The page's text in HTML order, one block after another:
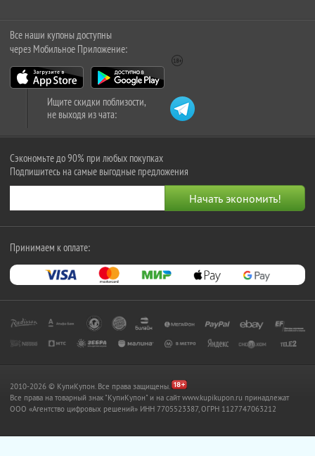
Все наши купоны доступны
через Мобильное Приложение:
Ищите скидки поблизости,
не выходя из чата:
Сэкономьте до 90% при любых покупках
Подпишитесь на самые выгодные предложения
Принимаем к оплате:
2010-2026 © КупиКупон. Все права защищены.
Все права на товарный знак "КупиКупон" и на сайт www.kupikupon.ru принадлежат
OOO «Агентство цифровых решений» ИНН 7705523387, ОГРН 1127747063212